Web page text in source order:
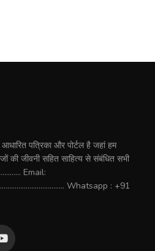
पत्रिका और पोर्टल है जहां हम
की जीवनी सहित साहित्य से संबंधित सभी
Email:
Whatsapp : +91